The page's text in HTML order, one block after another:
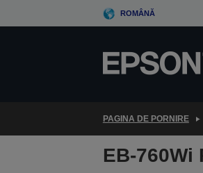
to
ROMÂNĂ
PAGINA DE PORNIRE
EB-760Wi